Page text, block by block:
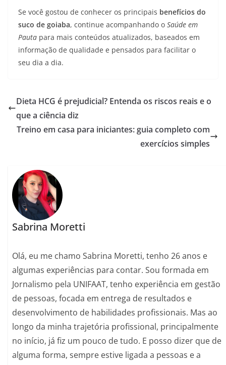
Se você gostou de conhecer os principais benefícios do
suco de goiaba, continue acompanhando o Saúde em
Pauta para mais conteúdos atualizados, baseados em
informação de qualidade e pensados para facilitar o
seu dia a dia.
Dieta HCG é prejudicial? Entenda os riscos reais e o
que a ciência diz
Treino em casa para iniciantes: guia completo com
exercícios simples
Sabrina Moretti
Olá, eu me chamo Sabrina Moretti, tenho 26 anos e
algumas experiências para contar. Sou formada em
Jornalismo pela UNIFAAT, tenho experiência em gestão
de pessoas, focada em entrega de resultados e
desenvolvimento de habilidades profissionais. Mas ao
longo da minha trajetória profissional, principalmente
no início, já fiz um pouco de tudo. E posso dizer que de
alguma forma, sempre estive ligada a pessoas e a